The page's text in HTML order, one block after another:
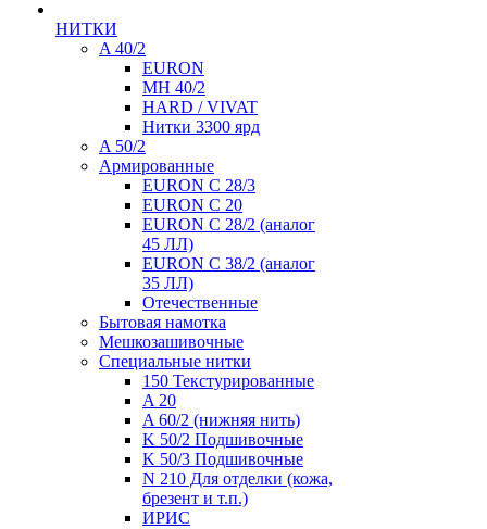
НИТКИ
A 40/2
EURON
MH 40/2
HARD / VIVAT
Нитки 3300 ярд
A 50/2
Армированные
EURON C 28/3
EURON C 20
EURON C 28/2 (аналог
45 ЛЛ)
EURON C 38/2 (аналог
35 ЛЛ)
Отечественные
Бытовая намотка
Мешкозашивочные
Специальные нитки
150 Текстурированные
A 20
A 60/2 (нижняя нить)
K 50/2 Подшивочные
K 50/3 Подшивочные
N 210 Для отделки (кожа,
брезент и т.п.)
ИРИС